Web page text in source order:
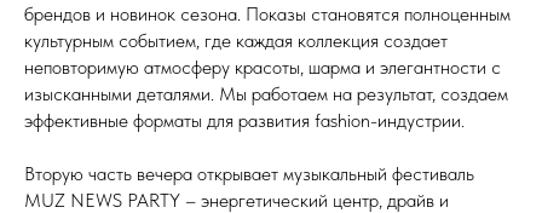
брендов и новинок сезона. Показы становятся полноценным
культурным событием, где каждая коллекция создает
неповторимую атмосферу красоты, шарма и элегантности с
изысканными деталями. Мы работаем на результат, создаем
эффективные форматы для развития fashion-индустрии.
Вторую часть вечера открывает музыкальный фестиваль
MUZ NEWS PARTY – энергетический центр, драйв и